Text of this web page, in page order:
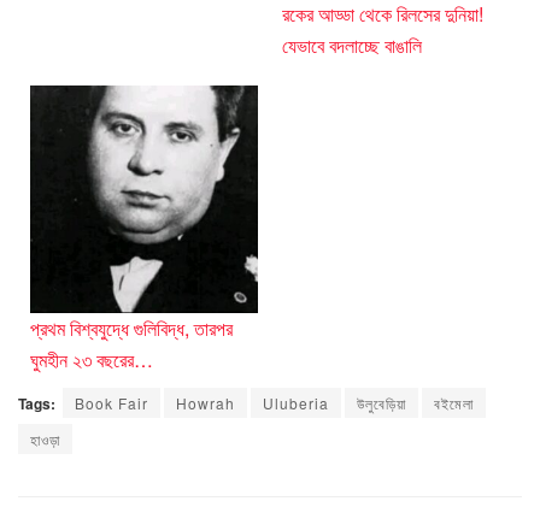
রকের আড্ডা থেকে রিলসের দুনিয়া!
যেভাবে বদলাচ্ছে বাঙালি
প্রথম বিশ্বযুদ্ধে গুলিবিদ্ধ, তারপর
ঘুমহীন ২৩ বছরের…
Tags: Book Fair Howrah Uluberia উলুবেড়িয়া
বইমেলা
হাওড়া